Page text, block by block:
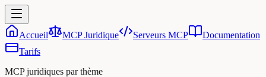
Accueil MCP Juridique Serveurs MCP
Documentation
Tarifs
MCP juridiques par thème